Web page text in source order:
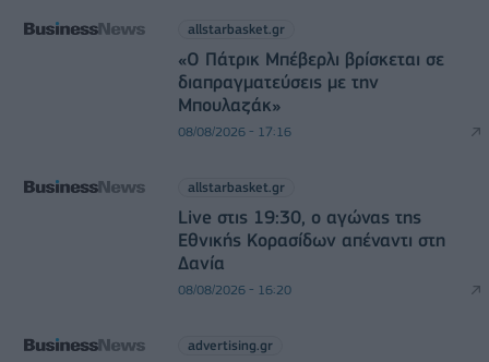
allstarbasket.gr
«Ο Πάτρικ Μπέβερλι βρίσκεται σε
διαπραγματεύσεις με την
Μπουλαζάκ»
08/08/2026 - 17:16
allstarbasket.gr
Live στις 19:30, ο αγώνας της
Εθνικής Κορασίδων απέναντι στη
Δανία
08/08/2026 - 16:20
advertising.gr